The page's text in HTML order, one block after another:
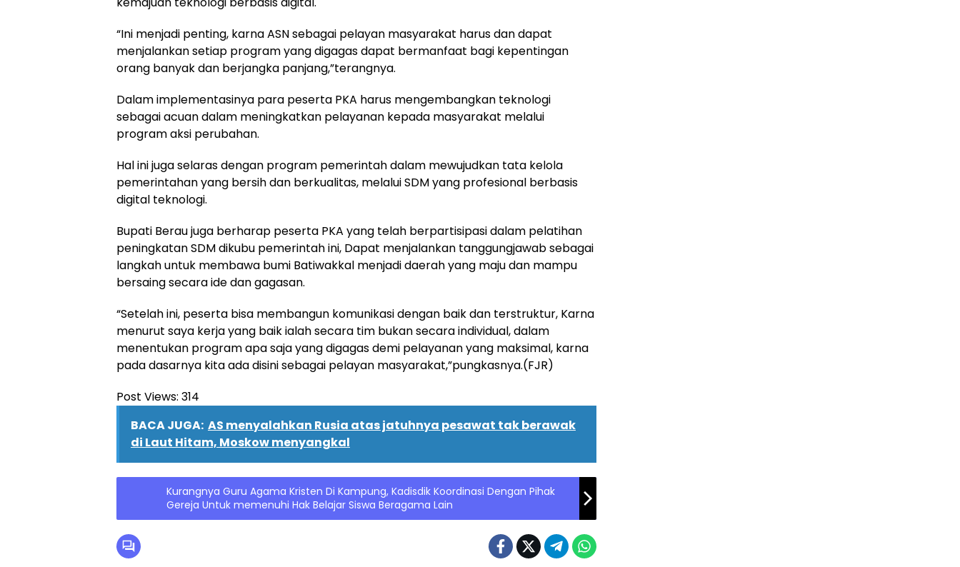
“Ini menjadi penting, karna ASN sebagai pelayan masyarakat harus dan dapat
menjalankan setiap program yang digagas dapat bermanfaat bagi kepentingan
orang banyak dan berjangka panjang,”terangnya.
Dalam implementasinya para peserta PKA harus mengembangkan teknologi
sebagai acuan dalam meningkatkan pelayanan kepada masyarakat melalui
program aksi perubahan.
Hal ini juga selaras dengan program pemerintah dalam mewujudkan tata kelola
pemerintahan yang bersih dan berkualitas, melalui SDM yang profesional berbasis
digital teknologi.
Bupati Berau juga berharap peserta PKA yang telah berpartisipasi dalam pelatihan
peningkatan SDM dikubu pemerintah ini, Dapat menjalankan tanggungjawab sebagai
langkah untuk membawa bumi Batiwakkal menjadi daerah yang maju dan mampu
bersaing secara ide dan gagasan.
“Setelah ini, peserta bisa membangun komunikasi dengan baik dan terstruktur, Karna
menurut saya kerja yang baik ialah secara tim bukan secara individual, dalam
menentukan program apa saja yang digagas demi pelayanan yang maksimal, karna
pada dasarnya kita ada disini sebagai pelayan masyarakat,”pungkasnya.(FJR)
Post Views: 314
BACA JUGA: AS menyalahkan Rusia atas jatuhnya pesawat tak berawak
di Laut Hitam, Moskow menyangkal
Kurangnya Guru Agama Kristen Di Kampung, Kadisdik Koordinasi Dengan Pihak
Gereja Untuk memenuhi Hak Belajar Siswa Beragama Lain